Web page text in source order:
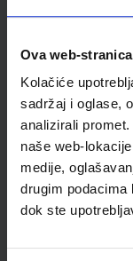
Ova web-
Kolačiće
sadržaj i oglase,
analizirali
naše web-
medije,
drugim podacima
dok ste
SKU:567003
ŠIFRA OMOTA:
Udžbenik
POGLED U SVIJET
udžbenik za 1.
Nakladnik:PROFIL